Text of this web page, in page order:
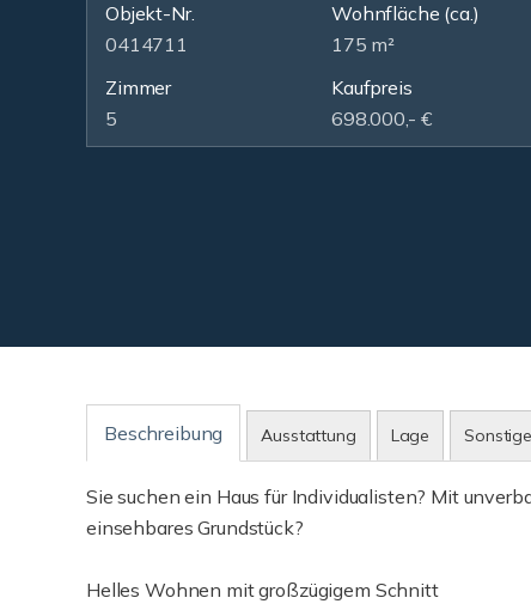
Objekt-Nr.
0414711
Wohnfläche (ca.)
175 m²
Zimmer
5
Kaufpreis
698.000,- €
Beschreibung Ausstattung Lage
Sie suchen ein Haus für Individualisten? Mit
einsehbares Grundstück?
Helles Wohnen mit großzügigem Schnitt